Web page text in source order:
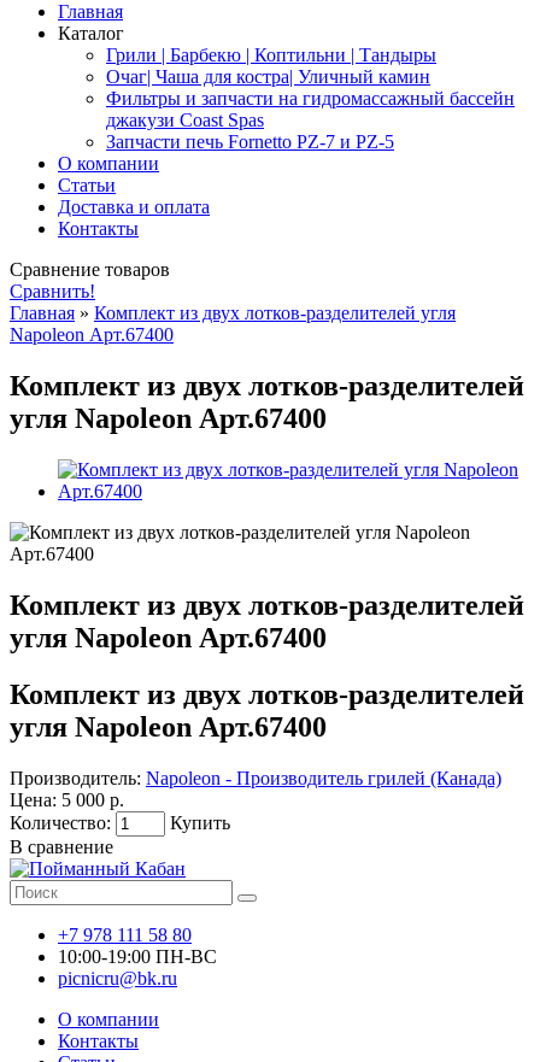
Главная
Каталог
Грили | Барбекю | Коптильни | Тандыры
Очаг| Чаша для костра| Уличный камин
Фильтры и запчасти на гидромассажный бассейн
джакузи Coast Spas
Запчасти печь Fornetto PZ-7 и PZ-5
О компании
Статьи
Доставка и оплата
Контакты
Сравнение товаров
Сравнить!
Главная » Комплект из двух лотков-разделителей угля
Napoleon Арт.67400
Комплект из двух лотков-разделителей
угля Napoleon Арт.67400
Комплект из двух лотков-разделителей
угля Napoleon Арт.67400
Комплект из двух лотков-разделителей
угля Napoleon Арт.67400
Производитель: Napoleon - Производитель грилей (Канада)
Цена: 5 000 р.
Количество:
Купить
В сравнение
+7 978 111 58 80
10:00-19:00 ПН-ВС
picnicru@bk.ru
О компании
Контакты